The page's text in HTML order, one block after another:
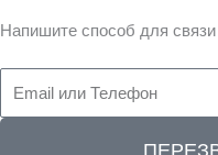
Напишите способ для